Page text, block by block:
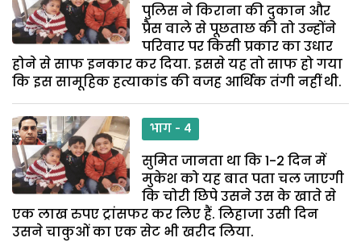
पुलिस ने किराना की दुकान और
प्रैस वाले से पूछताछ की तो उन्होंने
परिवार पर किसी प्रकार का उधार
होने से साफ इनकार कर दिया. इससे यह तो साफ हो गया
कि इस सामूहिक हत्याकांड की वजह आर्थिक तंगी नहीं थी.
भाग - 4
सुमित जानता था कि 1-2 दिन में
मुकेश को यह बात पता चल जाएगी
कि चोरी छिपे उसने उस के खाते से
एक लाख रुपए ट्रांसफर कर लिए हैं. लिहाजा उसी दिन
उसने चाकुओं का एक सेट भी खरीद लिया.